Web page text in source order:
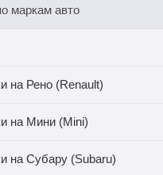
маркам авто
на Рено (Renault)
на Мини (Mini)
на Субару (Subaru)